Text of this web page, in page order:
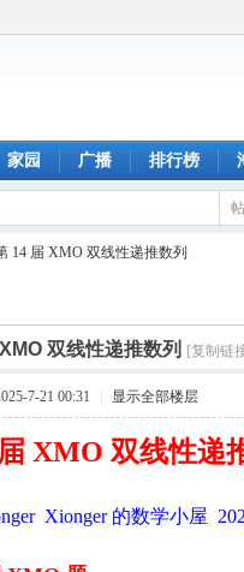
家园 广播 排行榜
14 届 XMO 双线性递推数列
双线性递推数列 [复制链
7-21 00:31 显示全部楼层
XMO 双线性递
Xionger 的数学小屋